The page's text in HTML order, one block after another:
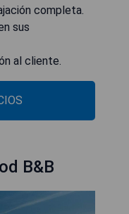
completa.
sus
al cliente.
B&B